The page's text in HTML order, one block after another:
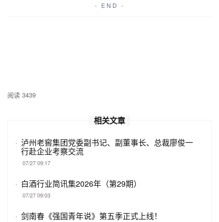
- END -
阅读 3439
相关文章
· 泸州老窖集团党委副书记、副董事长、总裁廖俊一
行赴企业考察交流
07/27 09:17
· 白酒行业简讯集2026年（第29期）
07/27 09:03
· 剑南春《强国青年说》第五季正式上线！